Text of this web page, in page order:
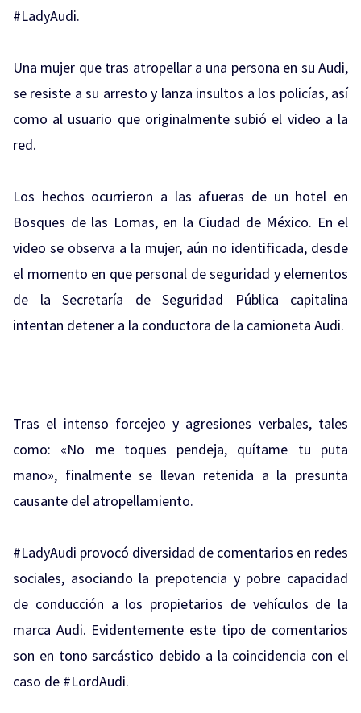
#LadyAudi.
Una mujer que tras atropellar a una persona en su Audi,
se resiste a su arresto y lanza insultos a los policías, así
como al usuario que originalmente subió el video a la
red.
Los hechos ocurrieron a las afueras de un hotel en
Bosques de las Lomas, en la Ciudad de México. En el
video se observa a la mujer, aún no identificada, desde
el momento en que personal de seguridad y elementos
de la Secretaría de Seguridad Pública capitalina
intentan detener a la conductora de la camioneta Audi.
Tras el intenso forcejeo y agresiones verbales, tales
como: «No me toques pendeja, quítame tu puta
mano», finalmente se llevan retenida a la presunta
causante del atropellamiento.
#LadyAudi provocó diversidad de comentarios en redes
sociales, asociando la prepotencia y pobre capacidad
de conducción a los propietarios de vehículos de la
marca Audi. Evidentemente este tipo de comentarios
son en tono sarcástico debido a la coincidencia con el
caso de #LordAudi.